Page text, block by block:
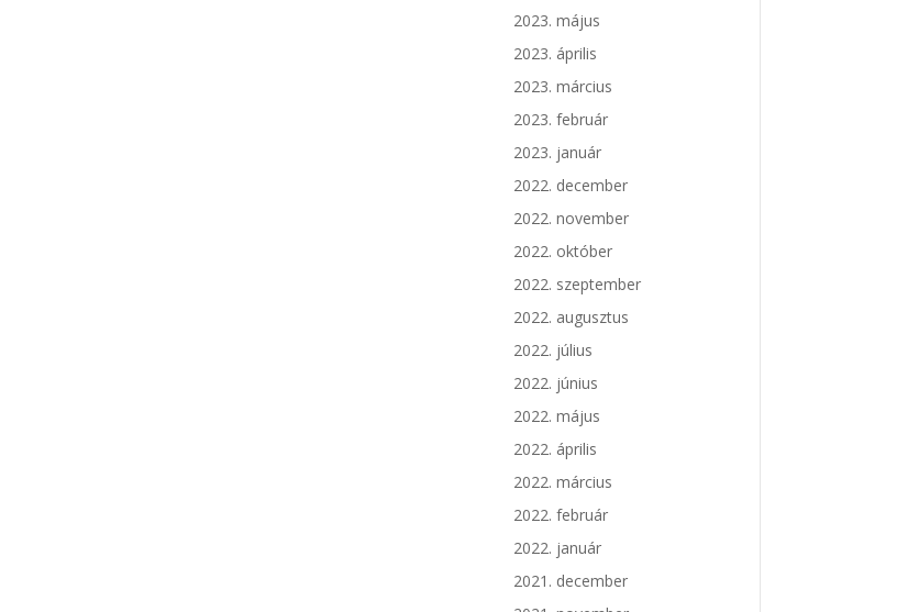
2023. május
2023. április
2023. március
2023. február
2023. január
2022. december
2022. november
2022. október
2022. szeptember
2022. augusztus
2022. július
2022. június
2022. május
2022. április
2022. március
2022. február
2022. január
2021. december